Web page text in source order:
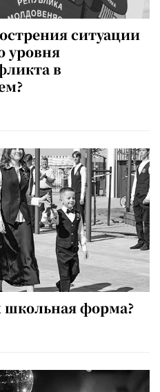
ситуации
уровня
в
форма?